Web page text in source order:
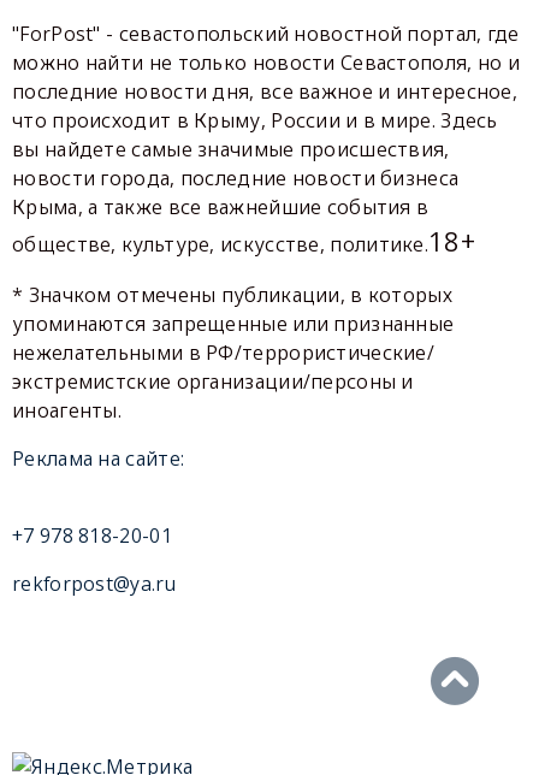
"ForPost" - севастопольский новостной портал, где
можно найти не только новости Севастополя, но и
последние новости дня, все важное и интересное,
что происходит в Крыму, России и в мире. Здесь
вы найдете самые значимые происшествия,
новости города, последние новости бизнеса
Крыма, а также все важнейшие события в
обществе, культуре, искусстве, политике.18+
* Значком отмечены публикации, в которых
упоминаются запрещенные или признанные
нежелательными в РФ/террористические/
экстремистские организации/персоны и
иноагенты.
Реклама на сайте:
+7 978 818-20-01
rekforpost@ya.ru